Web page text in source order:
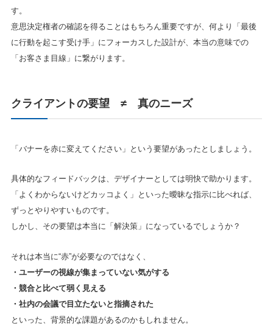
す。
意思決定権者の確認を得ることはもちろん重要ですが、何より「最後
に行動を起こす受け手」にフォーカスした設計が、本当の意味での
「お客さま目線」に繋がります。
クライアントの要望 ≠ 真のニーズ
「バナーを赤に変えてください」という要望があったとしましょう。
具体的なフィードバックは、デザイナーとしては明快で助かります。
「よくわからないけどカッコよく」といった曖昧な指示に比べれば、
ずっとやりやすいものです。
しかし、その要望は本当に「解決策」になっているでしょうか？
それは本当に“赤”が必要なのではなく、
・ユーザーの視線が集まっていない気がする
・競合と比べて弱く見える
・社内の会議で目立たないと指摘された
といった、背景的な課題があるのかもしれません。